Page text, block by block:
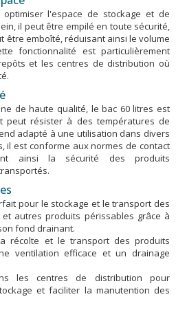
l'espace de stockage et de
il peut être empilé en toute sécurité,
être emboîté, réduisant ainsi le volume
fonctionnalité est particulièrement
et les centres de distribution où
de haute qualité, le bac 60 litres est
peut résister à des températures de
adapté à une utilisation dans divers
il est conforme aux normes de contact
ainsi la sécurité des produits
pour le stockage et le transport des
autres produits périssables grâce à
fond drainant.
récolte et le transport des produits
ventilation efficace et un drainage
les centres de distribution pour
et faciliter la manutention des